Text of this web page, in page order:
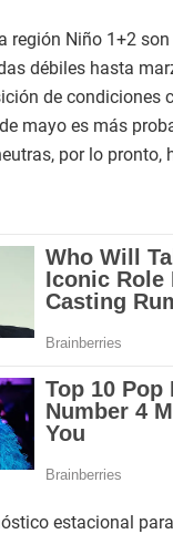
región Niño 1+2
débiles hasta
de condiciones
mayo es más
por lo pronto,
estacional